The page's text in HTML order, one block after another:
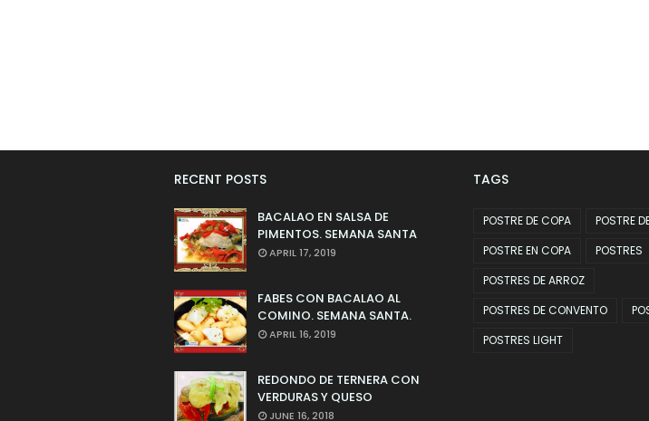
RECENT POSTS
BACALAO EN SALSA DE
PIMENTOS. SEMANA SANTA
APRIL 17, 2019
FABES CON BACALAO AL
COMINO. SEMANA SANTA.
APRIL 16, 2019
REDONDO DE TERNERA CON
VERDURAS Y QUESO
JUNE 16, 2018
TAGS
POSTRE DE COPA
POSTRE
POSTRE EN COPA
POSTRES
POSTRES DE ARROZ
POSTRES DE CONVENTO
POSTRES LIGHT